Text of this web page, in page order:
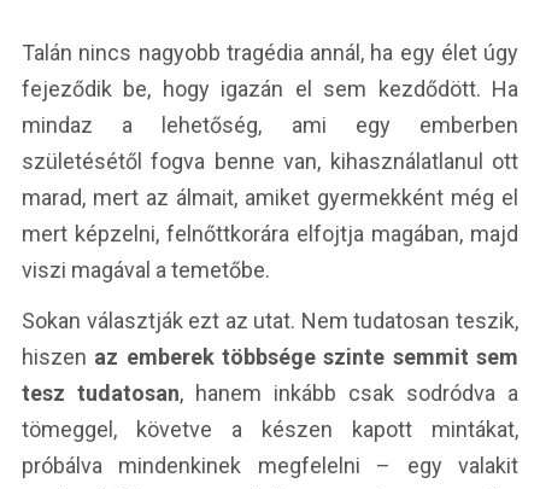
Talán nincs nagyobb tragédia annál, ha egy élet úgy
fejeződik be, hogy igazán el sem kezdődött. Ha
mindaz a lehetőség, ami egy emberben
születésétől fogva benne van, kihasználatlanul ott
marad, mert az álmait, amiket gyermekként még el
mert képzelni, felnőttkorára elfojtja magában, majd
viszi magával a temetőbe.
Sokan választják ezt az utat. Nem tudatosan teszik,
hiszen az emberek többsége szinte semmit sem
tesz tudatosan, hanem inkább csak sodródva a
tömeggel, követve a készen kapott mintákat,
próbálva mindenkinek megfelelni – egy valakit